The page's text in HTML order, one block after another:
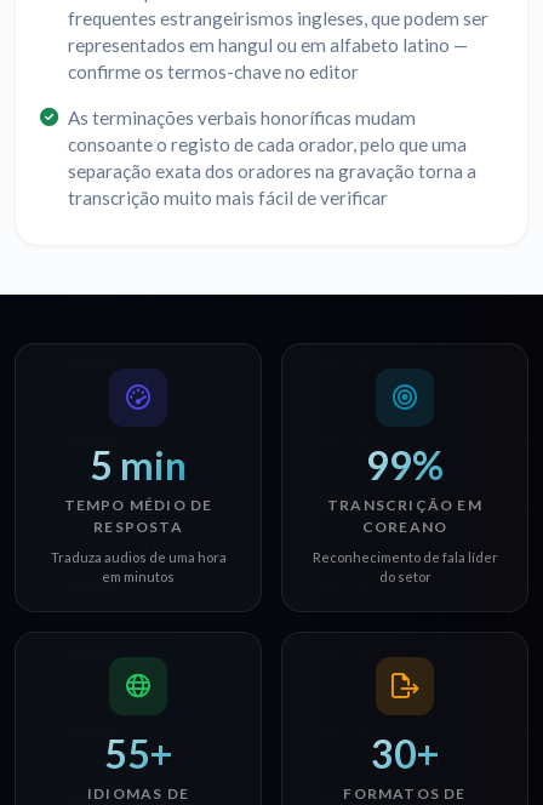
frequentes estrangeirismos ingleses, que podem ser
representados em hangul ou em alfabeto latino —
confirme os termos-chave no editor
As terminações verbais honoríficas mudam
consoante o registo de cada orador, pelo que uma
separação exata dos oradores na gravação torna a
transcrição muito mais fácil de verificar
5 min
TEMPO MÉDIO DE
RESPOSTA
Traduza audios de uma hora
em minutos
99%
TRANSCRIÇÃO EM
COREANO
Reconhecimento de fala líder
do setor
55+
IDIOMAS DE
30+
FORMATOS DE